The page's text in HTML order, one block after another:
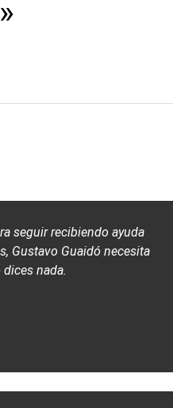
seguir recibiendo ayuda
Gustavo Guaidó necesita
nada.